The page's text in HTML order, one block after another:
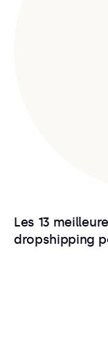
Les 13
dropshipping